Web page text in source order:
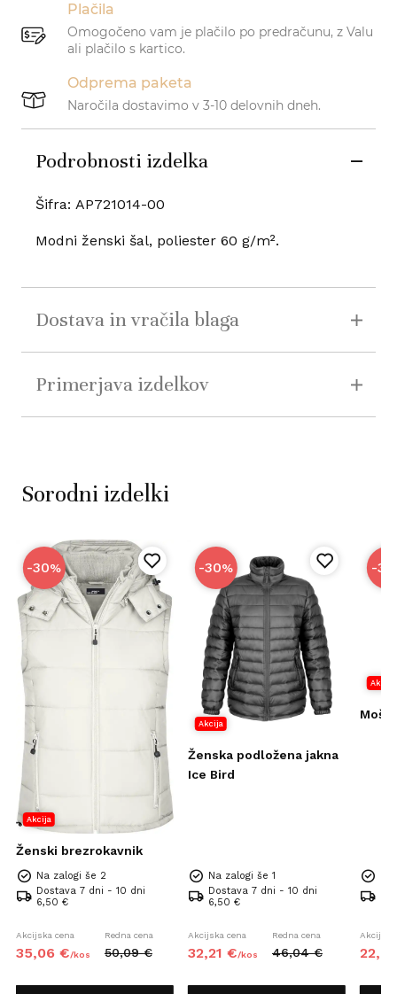
Plačila
Omogočeno vam je plačilo po predračunu, z Valu
ali plačilo s kartico.
Odprema paketa
Naročila dostavimo v 3-10 delovnih dneh.
Podrobnosti izdelka
Šifra: AP721014-00
Modni ženski šal, poliester 60 g/m².
Dostava in vračila blaga
Primerjava izdelkov
Sorodni izdelki
-30%
Akcija
Ženski brezrokavnik
Na zalogi še 2
Dostava 7 dni - 10 dni
6,50 €
Akcijska cena
35,06 €/kos
Redna cena
50,09 €
-30%
Akcija
Ženska podložena jakna
Ice Bird
Na zalogi še 1
Dostava 7 dni - 10 dni
6,50 €
Akcijska cena
32,21 €/kos
Redna cena
46,04 €
-35
Akcija
Akcijska
22,